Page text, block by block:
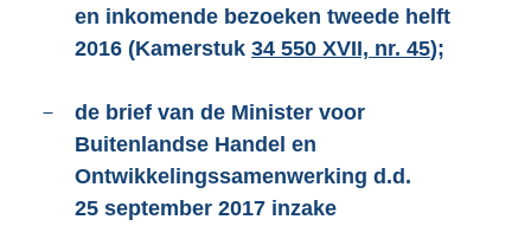
en inkomende bezoeken tweede helft
2016 (Kamerstuk 34 550 XVII, nr. 45);
–
de brief van de Minister voor
Buitenlandse Handel en
Ontwikkelingssamenwerking d.d.
25 september 2017 inzake